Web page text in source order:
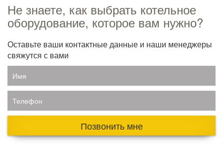
Не знаете, как выбрать котельное
оборудование, которое вам нужно?
Оставьте ваши контактные данные и наши менеджеры
свяжутся с вами
Имя
Телефон
Позвонить мне